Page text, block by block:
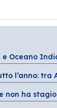
Oceano
l’anno: tra
non ha